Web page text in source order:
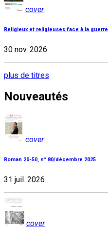
cover
Religieux et religieuses face à la guerre
30 nov. 2026
plus de titres
Nouveautés
cover
Roman 20-50, n° 80/décembre 2025
31 juil. 2026
cover